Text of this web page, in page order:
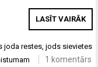
LASĪT VAIRĀK
joda restes,jods sievietes
1 komentārs